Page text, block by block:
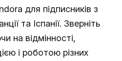
для підписників з
та Іспанії. Зверніть
на відмінності,
і роботою різних